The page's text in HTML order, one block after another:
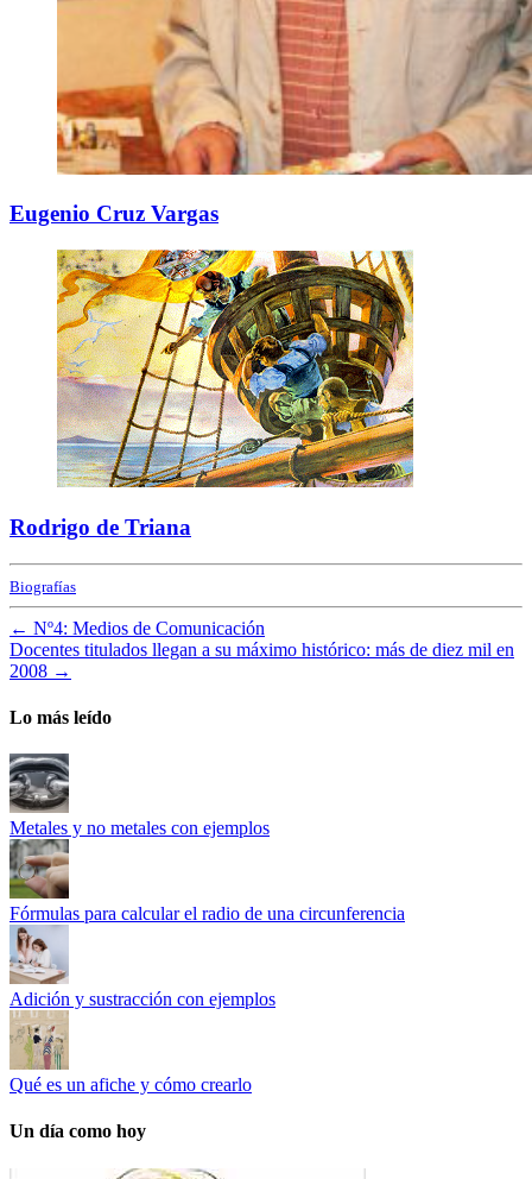
Eugenio Cruz Vargas
Rodrigo de Triana
Biografías
← Nº4: Medios de Comunicación
Docentes titulados llegan a su máximo histórico: más de diez mil en
2008 →
Lo más leído
Metales y no metales con ejemplos
Fórmulas para calcular el radio de una circunferencia
Adición y sustracción con ejemplos
Qué es un afiche y cómo crearlo
Un día como hoy